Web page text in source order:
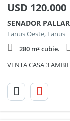
USD 120.000
SENADOR
Lanus Oeste, Lanus
280 m² cubie.
VENTA CASA 3